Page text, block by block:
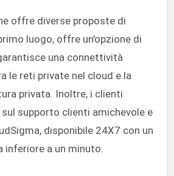
offre diverse proposte di
luogo, offre un'opzione di
una connettività
le reti private nel cloud e la
privata. Inoltre, i clienti
supporto clienti amichevole e
disponibile 24X7 con un
a un minuto.